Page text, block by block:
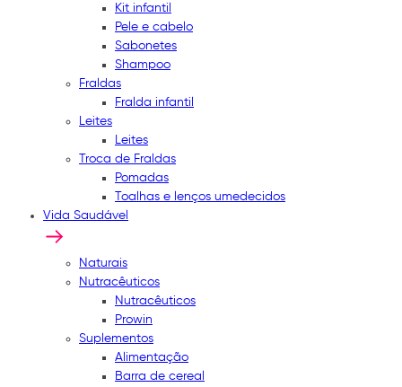
Kit infantil
Pele e cabelo
Sabonetes
Shampoo
Fraldas
Fralda infantil
Leites
Leites
Troca de Fraldas
Pomadas
Toalhas e lenços umedecidos
Vida Saudável
Naturais
Nutracêuticos
Nutracêuticos
Prowin
Suplementos
Alimentação
Barra de cereal